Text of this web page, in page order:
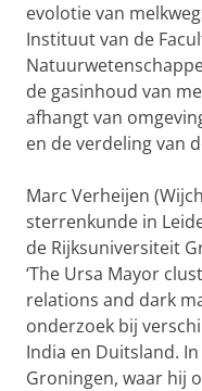
evolotie van
Instituut van de
de gasinhoud van
afhangt van
en de verdeling van
Marc Verheijen
sterrenkunde in
de Rijksuniversiteit
‘The Ursa Mayor
relations and dark
onderzoek bij
India en Duitsland.
Groningen, waar hij